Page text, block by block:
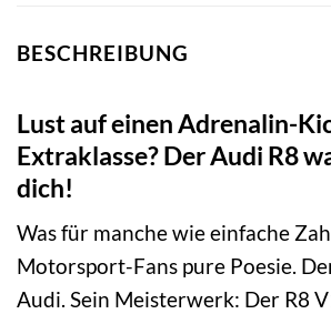
BESCHREIBUNG
Lust auf einen Adrenalin-
Extraklasse? Der Audi R8
dich!
Was für manche wie einfache
Motorsport-Fans pure Poesie.
Audi. Sein Meisterwerk: Der R8